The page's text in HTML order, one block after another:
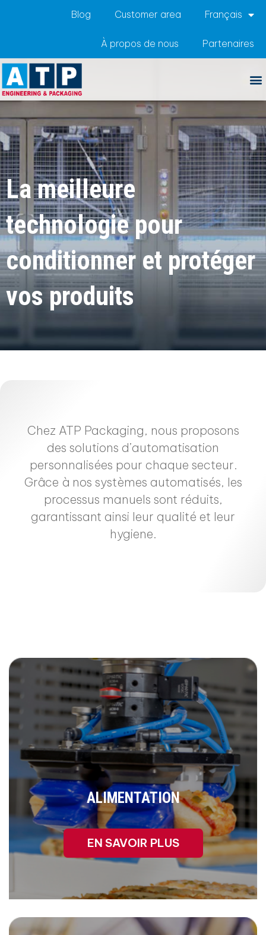
Blog Customer area Français
À propos de nous Partenaires
La meilleure
technologie pour
conditionner et protéger
vos produits
Chez ATP Packaging, nous proposons
des solutions d’automatisation
personnalisées pour chaque secteur.
Grâce à nos systèmes automatisés, les
processus manuels sont réduits,
garantissant ainsi leur qualité et leur
hygiene.
ALIMENTATION
EN SAVOIR PLUS